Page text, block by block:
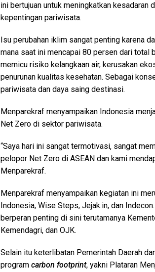
ini bertujuan untuk meningkatkan kesadaran
kepentingan pariwisata.
Isu perubahan iklim sangat penting karena
mana saat ini mencapai 80 persen dari total
memicu risiko kelangkaan air, kerusakan
penurunan kualitas kesehatan. Sebagai
pariwisata dan daya saing destinasi.
Menparekraf menyampaikan Indonesia
Net Zero di sektor pariwisata.
“Saya hari ini sangat termotivasi, sangat
pelopor Net Zero di ASEAN dan kami
Menparekraf.
Menparekraf menyampaikan kegiatan ini
Indonesia, Wise Steps, Jejak.in, dan
berperan penting di sini terutamanya
Kemendagri, dan OJK.
Selain itu keterlibatan Pemerintah Daerah
program carbon footprint, yakni Plataran